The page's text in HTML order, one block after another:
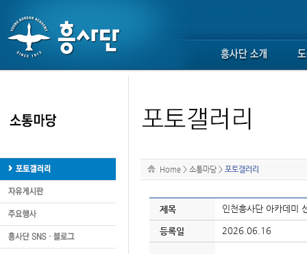
Home > 소통마당 > 포토갤러리
제목 인천흥사단 아카데미
등록일 2026.06.16